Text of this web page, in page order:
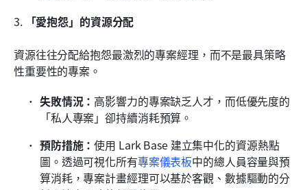
3. 「愛抱怨」的資源分配
資源往往分配給抱怨最激烈的專案經理，而不是最具策略
性重要性的專案。
失敗情況： 高影響力的專案缺乏人才，而低優先度的
「私人專案」卻持續消耗預算。
預防措施：使用 Lark Base 建立集中化的資源熱點
圖。透過可視化所有專案儀表板中的總人員容量與預
算消耗，專案計畫經理可以基於客觀、數據驅動的分